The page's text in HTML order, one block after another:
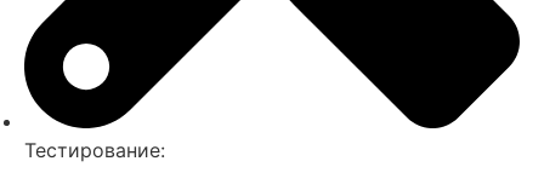
Тестирование: